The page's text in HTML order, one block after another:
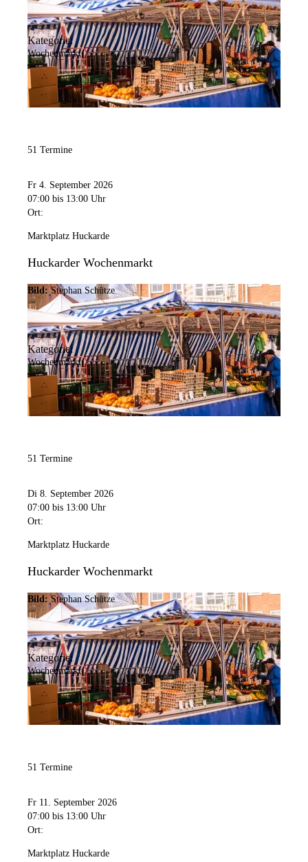
Kategorie:
Wochenmarkt
51 Termine
Fr 4. September 2026
07:00 bis 13:00 Uhr
Ort:
Marktplatz Huckarde
Huckarder Wochenmarkt
Bild: Stephan Schütze
Kategorie:
Wochenmarkt
51 Termine
Di 8. September 2026
07:00 bis 13:00 Uhr
Ort:
Marktplatz Huckarde
Huckarder Wochenmarkt
Bild: Stephan Schütze
Kategorie:
Wochenmarkt
51 Termine
Fr 11. September 2026
07:00 bis 13:00 Uhr
Ort:
Marktplatz Huckarde